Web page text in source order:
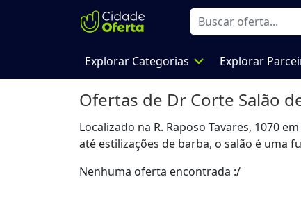
Explorar Categorias expand_more Explorar
Ofertas de Dr Corte Salão
Localizado na R. Raposo Tavares, 1070
até estilizações de barba, o salão é uma
Nenhuma oferta encontrada :/